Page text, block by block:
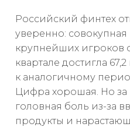
Российский финтех
уверенно: совокупная
крупнейших игроков
квартале достигла
к аналогичному
Цифра хорошая. Но за
головная боль из-за
продукты и